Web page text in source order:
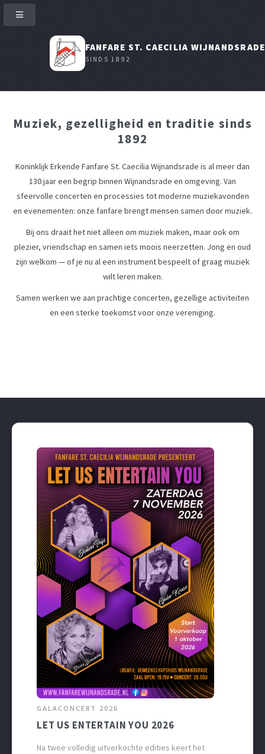
FANFARE ST. CAECILIA WIJNANDSRADE
SINDS 1892
Muziek, gezelligheid en traditie sinds
1892
Koninklijk Erkende Fanfare St. Caecilia Wijnandsrade is al meer dan
130 jaar een begrip binnen Wijnandsrade en omgeving. Van
sfeervolle concerten en processies tot moderne muziekavonden
en evenementen: onze fanfare brengt mensen samen door muziek.
Bij ons draait het niet alleen om muziek maken, maar ook om
plezier, vriendschap en samen iets moois neerzetten. Jong en oud
zijn welkom — of je nu al een instrument bespeelt of graag muziek
wilt leren maken.
Samen werken we aan prachtige concerten, gezellige activiteiten
en een sterke toekomst voor onze vereniging.
GALACONCERT 2026
LET US ENTERTAIN YOU 2026
Na twee volledig uitverkochte edities keert het